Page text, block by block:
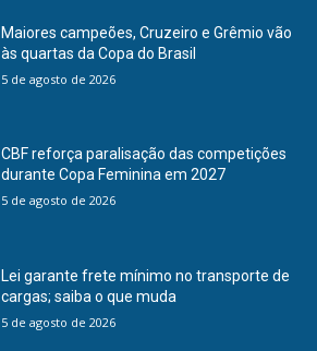
Maiores campeões, Cruzeiro e Grêmio vão
às quartas da Copa do Brasil
5 de agosto de 2026
CBF reforça paralisação das competições
durante Copa Feminina em 2027
5 de agosto de 2026
Lei garante frete mínimo no transporte de
cargas; saiba o que muda
5 de agosto de 2026